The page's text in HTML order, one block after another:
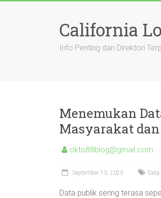
California
Info Penting dan Direktori
Menemukan
Masyarakat
okto88blog@gmail.com
September 13, 2025
Data publik sering terasa